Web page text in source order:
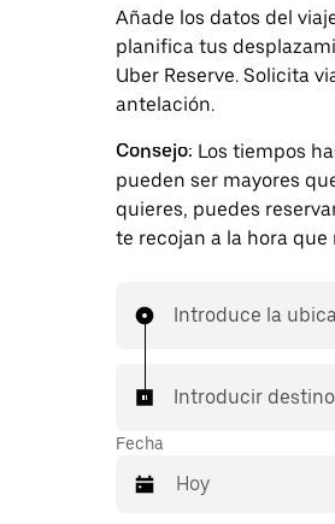
Añade los datos del
planifica tus
Uber Reserve. Solicita
antelación.
Consejo: Los tiempos
pueden ser mayores
quieres, puedes
te recojan a la hora que
Introduce la
Introducir destino
Fecha